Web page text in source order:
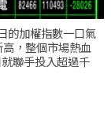
的加權指數一口氣
，整個市場熱血
聯手投入超過千